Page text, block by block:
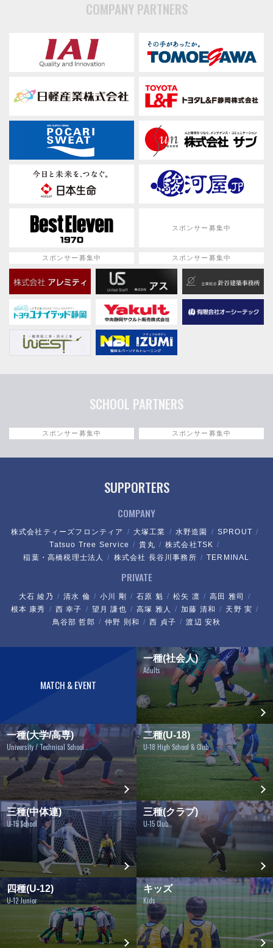
COMPANY PARTNERS
スポンサー募集中
スポンサー募集中 スポンサー募集中
SCHOOL PARTNERS
スポンサー募集中 スポンサー募集中
SUPPORTERS
COMPANY
株式会社ティーズフロンティア 大塚工業 水野造園
SPROUT
Tatsuo Tree Service
貴丸
株式会社TSK
稲葉・高橋税理士法人
株式会社 長谷川事務所 TERMINAL
PRIVATE
大石 綾乃 清水 倫 小川 剛 石原 魁 松矢 凛
高田 雅司
根本 康秀
西 幸子 望月 謙也 高塚 雅人 加藤 清和
天野 実
鳥谷部 哲郎
仲野 則和 西 貞子 渡辺 安秋
MATCH & EVENT
一種(社会人)
Adults
一種(大学/高専)
University / Technical School
二種(U-18)
U-18 High School & Club
三種(中体連)
U-15 School
三種(クラブ)
U-15 Club
四種(U-12)
U-12 Junior
キッズ
Kids